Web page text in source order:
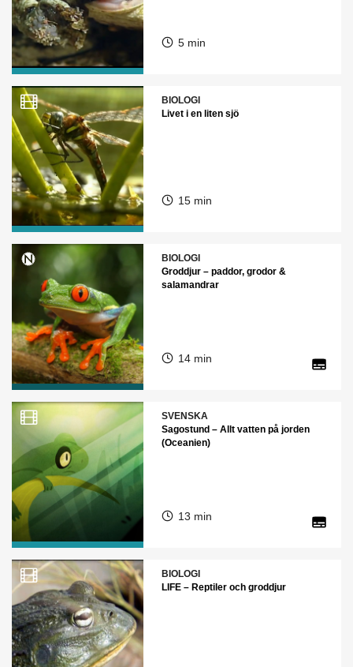
5 min
BIOLOGI
Livet i en liten sjö
15 min
BIOLOGI
Groddjur – paddor, grodor &
salamandrar
14 min
SVENSKA
Sagostund – Allt vatten på jorden
(Oceanien)
13 min
BIOLOGI
LIFE – Reptiler och groddjur